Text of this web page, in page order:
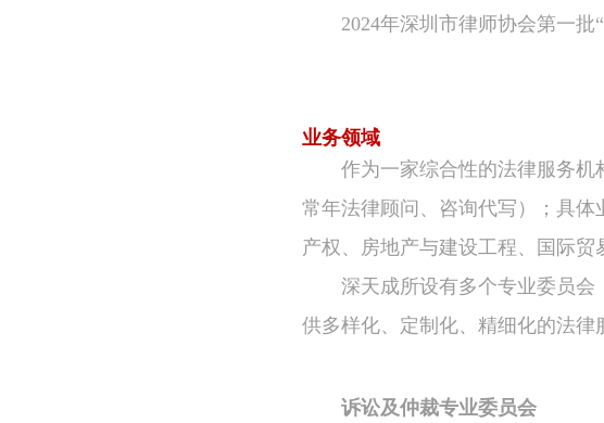
2024年深圳市律师协会第一批
业务领域
作为一家综合性的法律服务机
常年法律顾问、咨询代写）；具
产权、房地产与建设工程、国际贸
深天成所设有多个专业委员
供多样化、定制化、精细化的法律
诉讼及仲裁专业委员会